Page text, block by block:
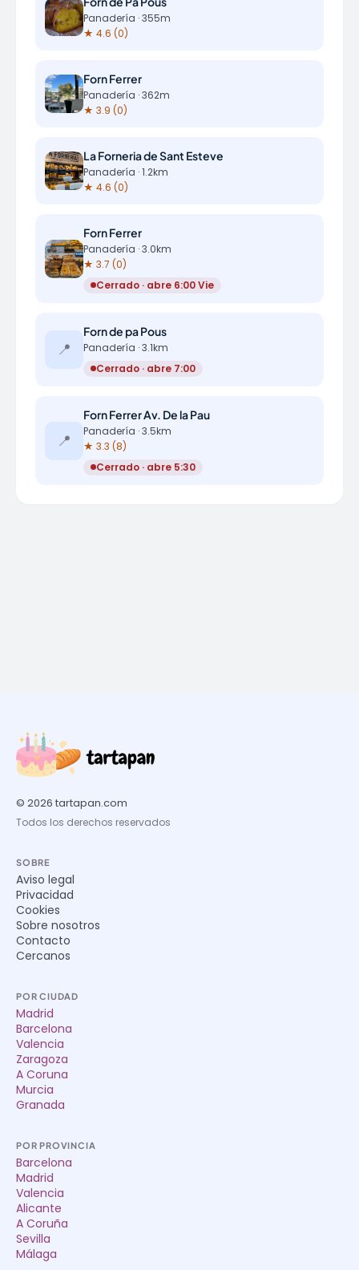
Panadería · 355m
★ 4.6 (0)
Forn Ferrer
Panadería · 362m
★ 3.9 (0)
La Forneria de Sant Esteve
Panadería · 1.2km
★ 4.6 (0)
Forn Ferrer
Panadería · 3.0km
★ 3.7 (0)
Cerrado · abre 6:00 Vie
📍
Forn de pa Pous
Panadería · 3.1km
Cerrado · abre 7:00
📍
Forn Ferrer Av. De la Pau
Panadería · 3.5km
★ 3.3 (8)
Cerrado · abre 5:30
© 2026 tartapan.com
Todos los derechos reservados
SOBRE
Aviso legal
Privacidad
Cookies
Sobre nosotros
Contacto
Cercanos
POR CIUDAD
Madrid
Barcelona
Valencia
Zaragoza
A Coruna
Murcia
Granada
POR PROVINCIA
Barcelona
Madrid
Valencia
Alicante
A Coruña
Sevilla
Málaga